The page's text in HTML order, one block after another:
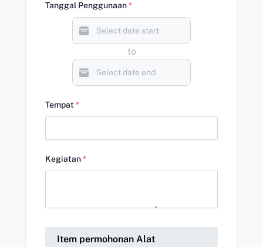
Tanggal Penggunaan*
to
Tempat *
Kegiatan*
Item permohonan Alat